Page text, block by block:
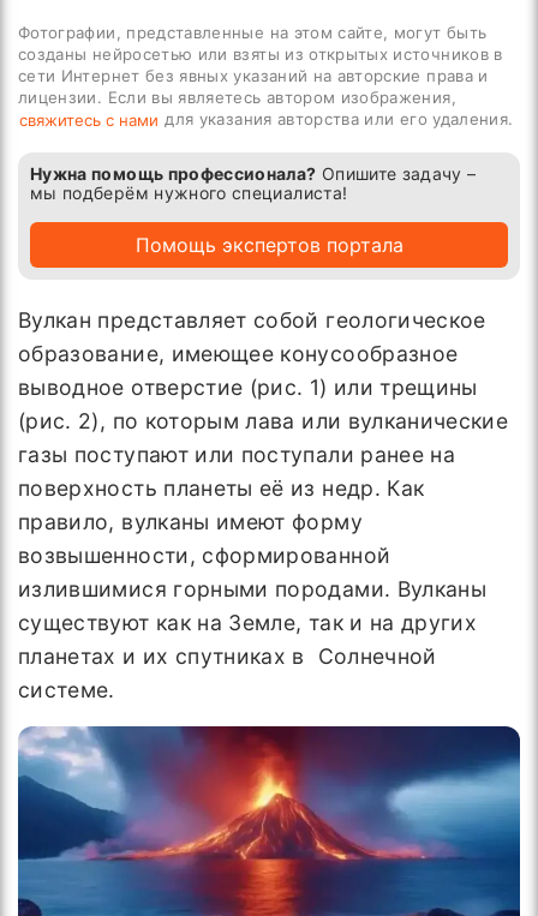
Фотографии, представленные на этом сайте, могут быть
созданы нейросетью или взяты из открытых источников в
сети Интернет без явных указаний на авторские права и
лицензии. Если вы являетесь автором изображения,
свяжитесь с нами для указания авторства или его удаления.
Нужна помощь профессионала? Опишите задачу –
мы подберём нужного специалиста!
Помощь экспертов портала
Вулкан представляет собой геологическое
образование, имеющее конусообразное
выводное отверстие (рис. 1) или трещины
(рис. 2), по которым лава или вулканические
газы поступают или поступали ранее на
поверхность планеты её из недр. Как
правило, вулканы имеют форму
возвышенности, сформированной
излившимися горными породами. Вулканы
существуют как на Земле, так и на других
планетах и их спутниках в Солнечной
системе.